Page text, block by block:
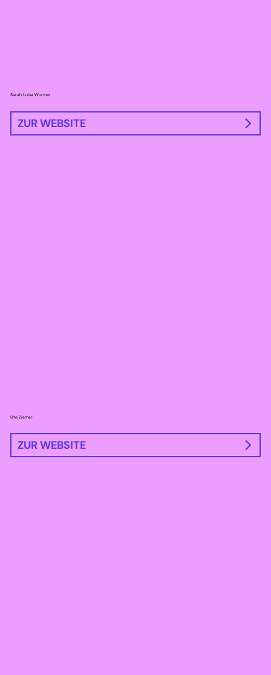
Sarah Luisa Wurmer
ZUR WEBSITE
Ute Ziemer
ZUR WEBSITE